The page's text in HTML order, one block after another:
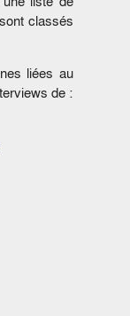
classés
liées au
de :